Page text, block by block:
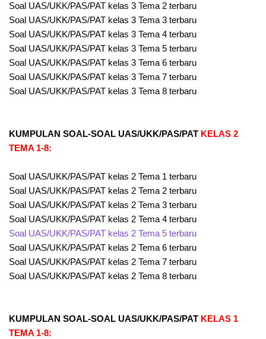
Soal UAS/UKK/PAS/PAT kelas 3 Tema 2 terbaru
Soal UAS/UKK/PAS/PAT kelas 3 Tema 3 terbaru
Soal UAS/UKK/PAS/PAT kelas 3 Tema 4 terbaru
Soal UAS/UKK/PAS/PAT kelas 3 Tema 5 terbaru
Soal UAS/UKK/PAS/PAT kelas 3 Tema 6 terbaru
Soal UAS/UKK/PAS/PAT kelas 3 Tema 7 terbaru
Soal UAS/UKK/PAS/PAT kelas 3 Tema 8 terbaru
KUMPULAN SOAL-SOAL UAS/UKK/PAS/PAT KELAS 2
TEMA 1-8:
Soal UAS/UKK/PAS/PAT kelas 2 Tema 1 terbaru
Soal UAS/UKK/PAS/PAT kelas 2 Tema 2 terbaru
Soal UAS/UKK/PAS/PAT kelas 2 Tema 3 terbaru
Soal UAS/UKK/PAS/PAT kelas 2 Tema 4 terbaru
Soal UAS/UKK/PAS/PAT kelas 2 Tema 5 terbaru
Soal UAS/UKK/PAS/PAT kelas 2 Tema 6 terbaru
Soal UAS/UKK/PAS/PAT kelas 2 Tema 7 terbaru
Soal UAS/UKK/PAS/PAT kelas 2 Tema 8 terbaru
KUMPULAN SOAL-SOAL UAS/UKK/PAS/PAT KELAS 1
TEMA 1-8: